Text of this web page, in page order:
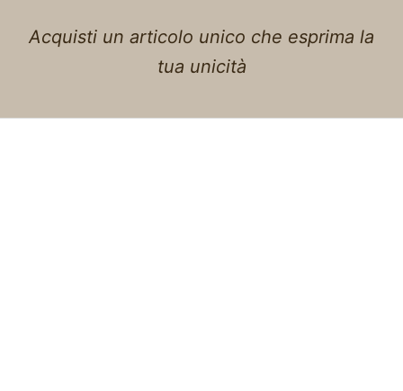
Acquisti un articolo unico che esprima la
tua unicità